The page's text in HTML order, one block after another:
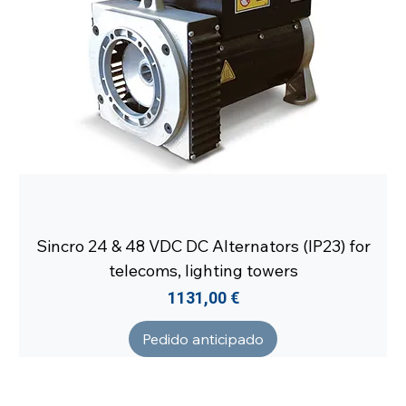
Sincro 24 & 48 VDC DC Alternators (IP23) for
telecoms, lighting towers
Precio
1131,00 €
Pedido anticipado